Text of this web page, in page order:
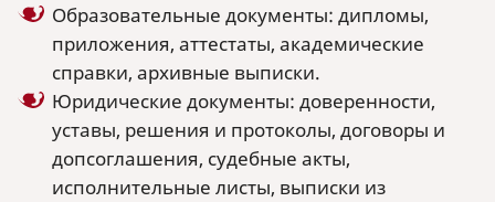
Образовательные документы: дипломы,
приложения, аттестаты, академические
справки, архивные выписки.
Юридические документы: доверенности,
уставы, решения и протоколы, договоры и
допсоглашения, судебные акты,
исполнительные листы, выписки из